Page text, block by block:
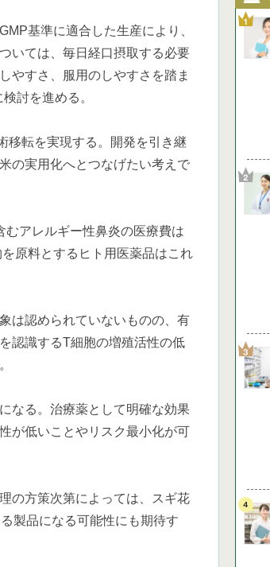
基準に適合した生産により、
いては、毎日経口摂取する必要
やすさ、服用のしやすさを踏ま
討を進める。
移転を実現する。開発を引き継
の実用化へとつなげたい考えで
むアレルギー性鼻炎の医療費は
原料とするヒト用医薬品はこれ
は認められていないものの、有
認識するT細胞の増殖活性の低
なる。治療薬として明確な効果
が低いことやリスク最小化が可
の方策次第によっては、スギ花
製品になる可能性にも期待す